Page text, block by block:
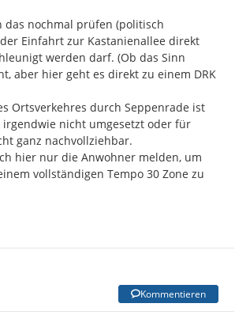
das nochmal prüfen (politisch
Einfahrt zur Kastanienallee direkt
werden darf. (Ob das Sinn
aber hier geht es direkt zu einem DRK
Ortsverkehres durch Seppenrade ist
irgendwie nicht umgesetzt oder für
ganz nachvollziehbar.
hier nur die Anwohner melden, um
vollständigen Tempo 30 Zone zu
Kommentieren